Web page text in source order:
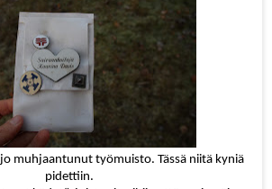
muhjaantunut työmuisto. Tässä niitä kyniä
pidettiin.